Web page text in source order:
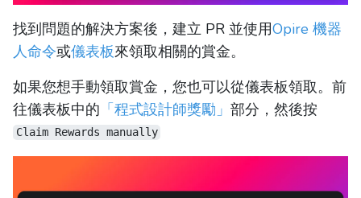
找到問題的解決方案後，建立 PR 並使用Opire 機器
人命令或儀表板來領取相關的賞金。
如果您想手動領取賞金，您也可以從儀表板領取。前
往儀表板中的 「程式設計師獎勵」 部分，然後按
Claim Rewards manually